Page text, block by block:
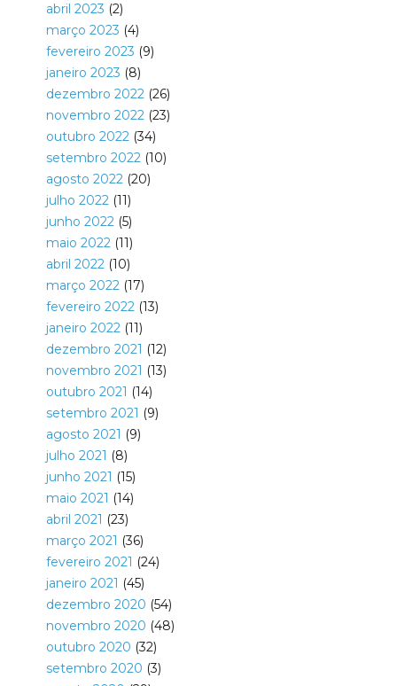
abril 2023 (2)
março 2023 (4)
fevereiro 2023 (9)
janeiro 2023 (8)
dezembro 2022(26)
novembro 2022(23)
outubro 2022(34)
setembro 2022(10)
agosto 2022(20)
julho 2022(11)
junho 2022(5)
maio 2022(11)
abril 2022(10)
março 2022(17)
fevereiro 2022(13)
janeiro 2022(11)
dezembro 2021 (12)
novembro 2021 (13)
outubro 2021 (14)
setembro 2021 (9)
agosto 2021 (9)
julho 2021 (8)
junho 2021 (15)
maio 2021 (14)
abril 2021 (23)
março 2021 (36)
fevereiro 2021 (24)
janeiro 2021 (45)
dezembro 2020 (54)
novembro 2020 (48)
outubro 2020 (32)
setembro 2020 (3)